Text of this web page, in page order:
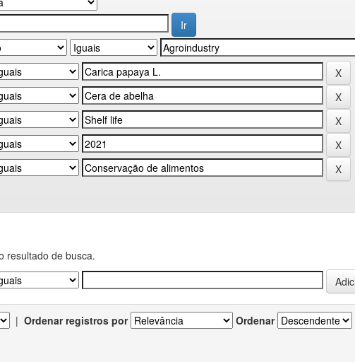
resultado de busca.
| Ordenar registros por Ordenar